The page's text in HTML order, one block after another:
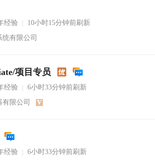
经验
10小时15分钟前刷新
有限公司
项目专员
经验
6小时33分钟前刷新
限公司
经验
6小时33分钟前刷新